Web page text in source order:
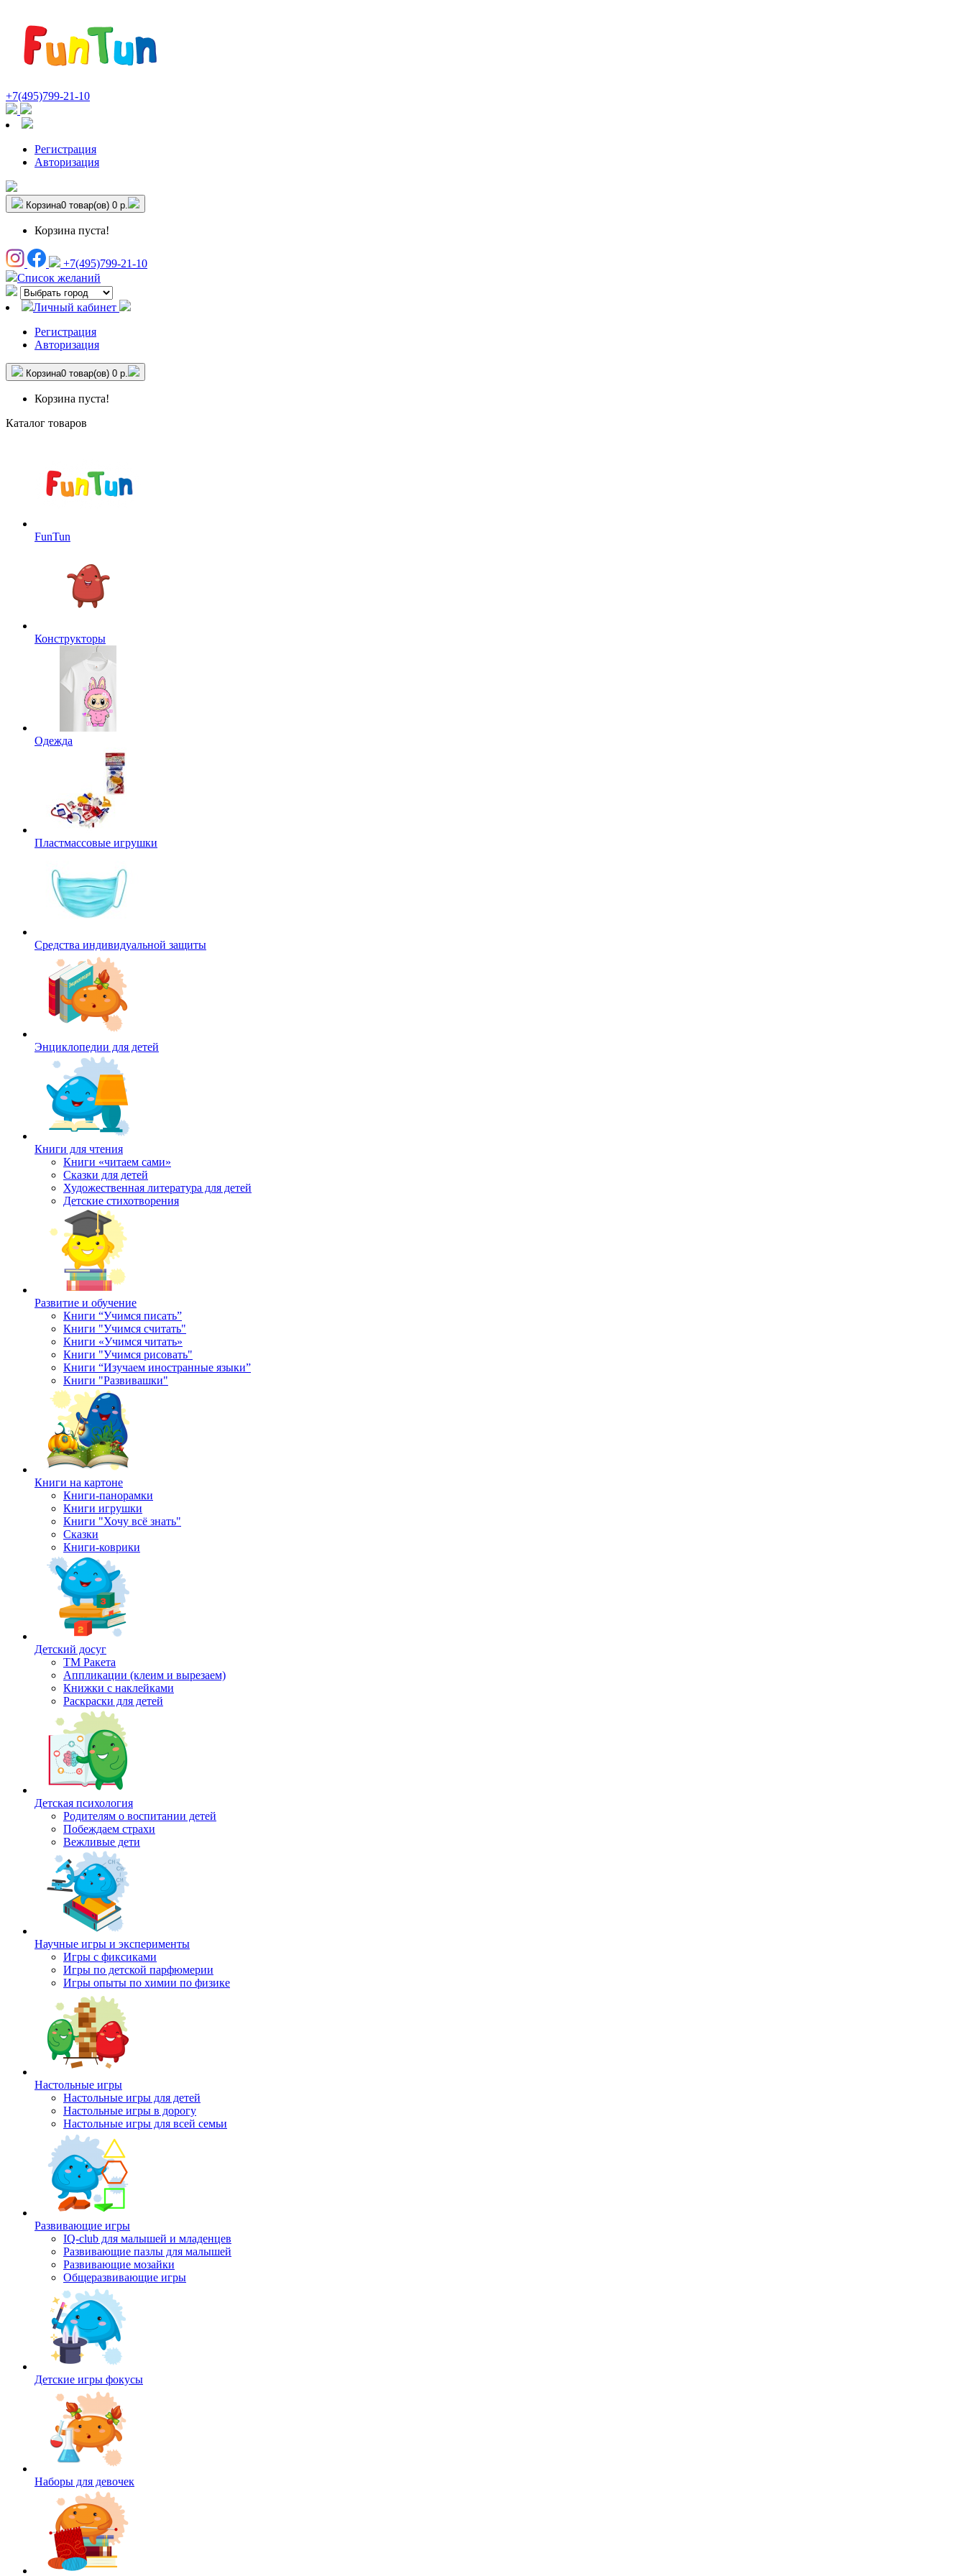
+7(495)799-21-10
Регистрация
Авторизация
Корзина0 товар(ов) 0 р.
Корзина пуста!
+7(495)799-21-10
Список желаний
Личный кабинет
Регистрация
Авторизация
Корзина0 товар(ов) 0 р.
Корзина пуста!
Каталог товаров
FunTun
Конструкторы
Одежда
Пластмассовые игрушки
Средства индивидуальной защиты
Энциклопедии для детей
Книги для чтения
Книги «читаем сами»
Сказки для детей
Художественная литература для детей
Детские стихотворения
Развитие и обучение
Книги “Учимся писать”
Книги "Учимся считать"
Книги «Учимся читать»
Книги "Учимся рисовать"
Книги “Изучаем иностранные языки”
Книги "Развивашки"
Книги на картоне
Книги-панорамки
Книги игрушки
Книги "Хочу всё знать"
Сказки
Книги-коврики
Детский досуг
ТМ Ракета
Аппликации (клеим и вырезаем)
Книжки с наклейками
Раскраски для детей
Детская психология
Родителям о воспитании детей
Побеждаем страхи
Вежливые дети
Научные игры и эксперименты
Игры с фиксиками
Игры по детской парфюмерии
Игры опыты по химии по физике
Настольные игры
Настольные игры для детей
Настольные игры в дорогу
Настольные игры для всей семьи
Развивающие игры
IQ-club для малышей и младенцев
Развивающие пазлы для малышей
Развивающие мозайки
Общеразвивающие игры
Детские игры фокусы
Наборы для девочек